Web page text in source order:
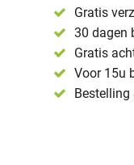
Gratis
30 dagen
Gratis
Voor 15u
Bestelling